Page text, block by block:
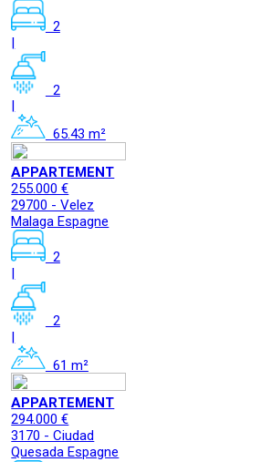
2
|
2
65.43 m²
APPARTEMENT
255.000 €
29700 - Velez
Malaga Espagne
2
|
2
|
61 m²
APPARTEMENT
294.000 €
3170 - Ciudad
Quesada Espagne